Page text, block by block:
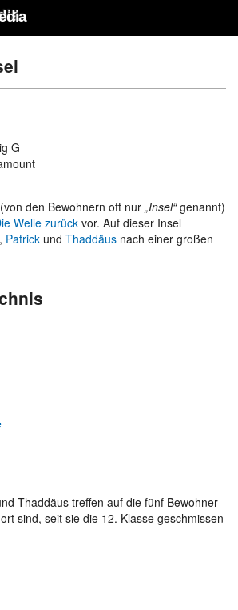
G
(von den Bewohnern oft nur „Insel“genannt)
Welle zurück vor. Auf dieser Insel
, Patrick und Thaddäus nach einer großen
Thaddäus treffen auf die fünf Bewohner
sind, seit sie die 12. Klasse geschmissen